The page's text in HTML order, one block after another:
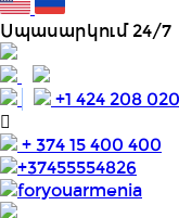
Սպասարկում 24/7
+1 424 208
+ 374 15 400 400
+37455554826
foryouarmenia